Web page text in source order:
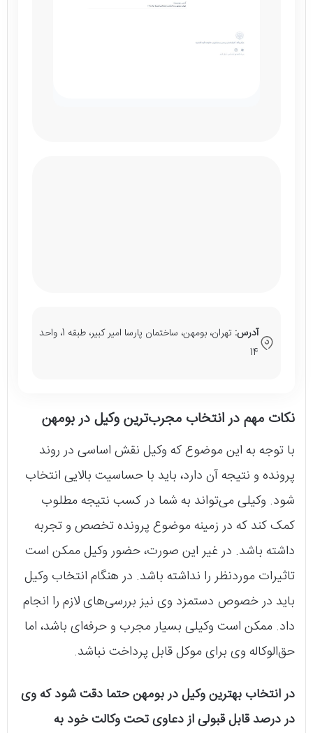
آدرس:
تهران، بومهن، ساختمان پارسا امیر کبیر، طبقه 1، واحد
14
نکات مهم در انتخاب مجرب‌ترین وکیل در بومهن
با توجه به این‌ موضوع که وکیل نقش اساسی در روند
پرونده و نتیجه آن‌ دارد، باید با حساسیت بالایی انتخاب
شود. وکیلی می‌تواند به شما در کسب نتیجه مطلوب
کمک کند که در زمینه موضوع پرونده تخصص و تجربه
داشته باشد. در غیر این صورت، حضور وکیل ممکن است
تاثیرات موردنظر را نداشته باشد. در هنگام انتخاب وکیل
باید در خصوص دستمزد وی نیز بررسی‌های لازم را انجام
داد. ممکن است وکیلی بسیار مجرب و حرفه‌ای باشد، اما
حق‌الوکاله وی برای موکل قابل پرداخت نباشد.
در انتخاب بهترین وکیل در بومهن حتما دقت شود که وی
در درصد قابل قبولی از دعاوی تحت وکالت خود به